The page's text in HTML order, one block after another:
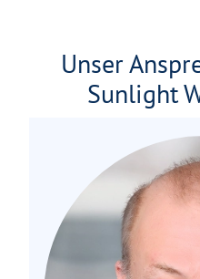
Unser
Sunlight